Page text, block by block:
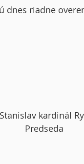
dnes riadne